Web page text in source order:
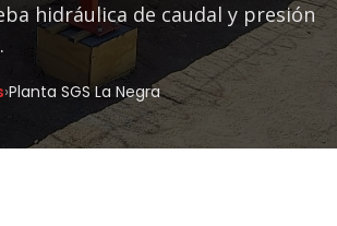
hidráulica de caudal y presión
›Planta SGS La Negra